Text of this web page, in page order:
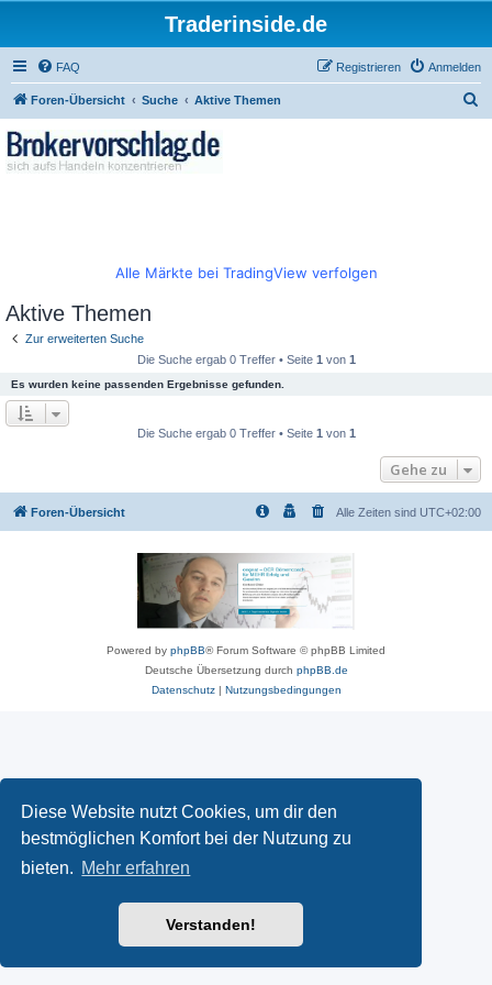
Diese Website nutzt Cookies, um dir den
bestmöglichen Komfort bei der Nutzung zu
bieten. Mehr erfahren
Verstanden!
Traderinside.de
FAQ Anmelden
Registrieren
Foren-Übersicht Suche Aktive Themen
Alle Märkte bei TradingView verfolgen
Aktive Themen
Zur erweiterten Suche
Die Suche ergab 0 Treffer • Seite 1 von 1
Es wurden keine passenden Ergebnisse gefunden.
Die Suche ergab 0 Treffer • Seite 1 von 1
Gehe zu
Foren-Übersicht Alle Zeiten sind UTC+02:00
Powered by phpBB® Forum Software © phpBB Limited
Deutsche Übersetzung durch phpBB.de
Datenschutz| Nutzungsbedingungen